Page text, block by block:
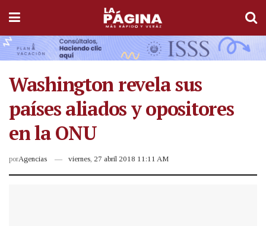
Washington revela sus
países aliados y opositores
en la ONU
porAgencias viernes, 27 abril 2018 11:11 AM